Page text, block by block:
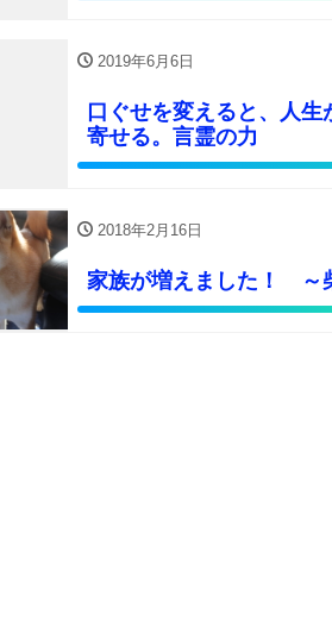
2019年6月6日
口ぐせを変えると、人
寄せる。言霊の力
2018年2月16日
家族が増えました！ ～